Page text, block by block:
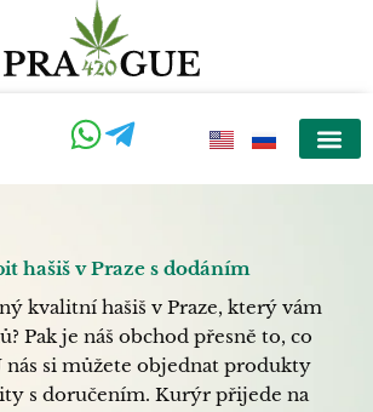
hašiš v Praze s dodáním
kvalitní hašiš v Praze, který vám
Pak je náš obchod přesně to, co
si můžete objednat produkty
s doručením. Kurýr přijede na